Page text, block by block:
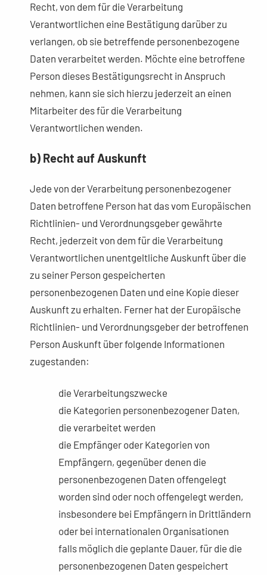
Recht, von dem für die Verarbeitung
Verantwortlichen eine Bestätigung darüber zu
verlangen, ob sie betreffende personenbezogene
Daten verarbeitet werden. Möchte eine betroffene
Person dieses Bestätigungsrecht in Anspruch
nehmen, kann sie sich hierzu jederzeit an einen
Mitarbeiter des für die Verarbeitung
Verantwortlichen wenden.
b) Recht auf Auskunft
Jede von der Verarbeitung personenbezogener
Daten betroffene Person hat das vom Europäischen
Richtlinien- und Verordnungsgeber gewährte
Recht, jederzeit von dem für die Verarbeitung
Verantwortlichen unentgeltliche Auskunft über die
zu seiner Person gespeicherten
personenbezogenen Daten und eine Kopie dieser
Auskunft zu erhalten. Ferner hat der Europäische
Richtlinien- und Verordnungsgeber der betroffenen
Person Auskunft über folgende Informationen
zugestanden:
die Verarbeitungszwecke
die Kategorien personenbezogener Daten,
die verarbeitet werden
die Empfänger oder Kategorien von
Empfängern, gegenüber denen die
personenbezogenen Daten offengelegt
worden sind oder noch offengelegt werden,
insbesondere bei Empfängern in Drittländern
oder bei internationalen Organisationen
falls möglich die geplante Dauer, für die die
personenbezogenen Daten gespeichert